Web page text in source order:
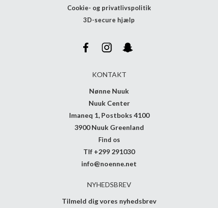
Cookie- og privatlivspolitik
3D-secure hjælp
KONTAKT
Nønne Nuuk
Nuuk Center
Imaneq 1, Postboks 4100
3900 Nuuk Greenland
Find os
Tlf +299 291030
info@noenne.net
NYHEDSBREV
Tilmeld dig vores nyhedsbrev